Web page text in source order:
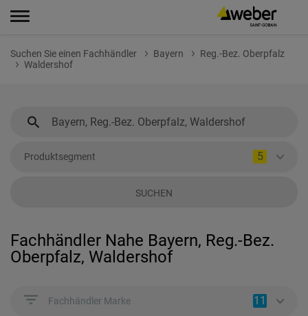
Suchen Sie einen Fachhändler Bayern
Reg.-Bez. Oberpfalz
Waldershof
Produktsegment 5
SUCHEN
Fachhändler Nahe Bayern, Reg.-Bez.
Oberpfalz, Waldershof
Fachhändler Marke 11